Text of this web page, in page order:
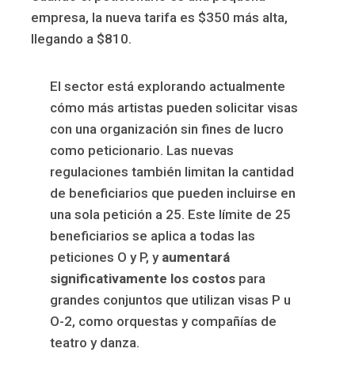
empresa, la nueva tarifa es $350 más alta,
llegando a $810.
El sector está explorando actualmente
cómo más artistas pueden solicitar visas
con una organización sin fines de lucro
como peticionario. Las nuevas
regulaciones también limitan la cantidad
de beneficiarios que pueden incluirse en
una sola petición a 25. Este límite de 25
beneficiarios se aplica a todas las
peticiones O y P, y aumentará
significativamente los costos para
grandes conjuntos que utilizan visas P u
O-2, como orquestas y compañías de
teatro y danza.